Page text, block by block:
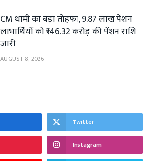
CM धामी का बड़ा तोहफा, 9.87 लाख पेंशन
लाभार्थियों को ₹146.32 करोड़ की पेंशन राशि
जारी
AUGUST 8, 2026
Twitter
Instagram